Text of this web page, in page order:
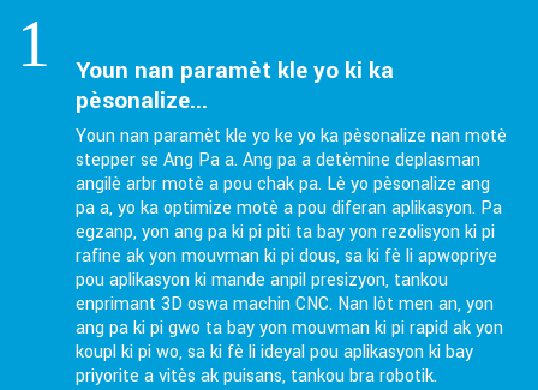
1
Youn nan paramèt kle yo ki ka
pèsonalize...
Youn nan paramèt kle yo ke yo ka pèsonalize nan motè
stepper se Ang Pa a. Ang pa a detèmine deplasman
angilè arbr motè a pou chak pa. Lè yo pèsonalize ang
pa a, yo ka optimize motè a pou diferan aplikasyon. Pa
egzanp, yon ang pa ki pi piti ta bay yon rezolisyon ki pi
rafine ak yon mouvman ki pi dous, sa ki fè li apwopriye
pou aplikasyon ki mande anpil presizyon, tankou
enprimant 3D oswa machin CNC. Nan lòt men an, yon
ang pa ki pi gwo ta bay yon mouvman ki pi rapid ak yon
koupl ki pi wo, sa ki fè li ideyal pou aplikasyon ki bay
priyorite a vitès ak puisans, tankou bra robotik.